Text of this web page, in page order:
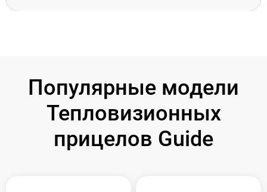
Популярные модели
Тепловизионных
прицелов Guide